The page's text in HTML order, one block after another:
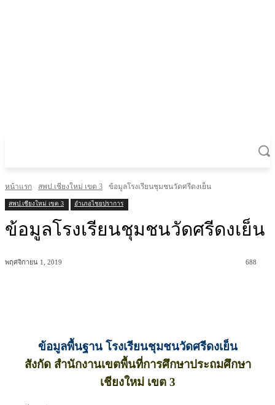
หน้าแรก สพป.เชียงใหม่ เขต 3 ข้อมูลโรงเรียนชุมชนวัดศรีดงเย็น
สพป.เชียงใหม่ เขต 3 อำเภอไชยปราการ
ข้อมูลโรงเรียนชุมชนวัดศรีดงเย็น
พฤศจิกายน 1, 2019 688
ข้อมูลพื้นฐาน โรงเรียนชุมชนวัดศรีดงเย็น
สังกัด สำนักงานเขตพื้นที่การศึกษาประถมศึกษา
เชียงใหม่ เขต 3